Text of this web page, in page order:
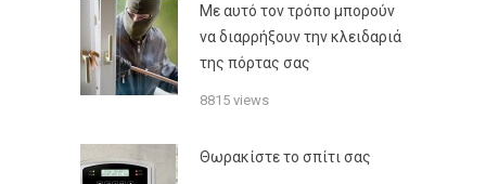
Με αυτό τον τρόπο μπορούν
να διαρρήξουν την κλειδαριά
της πόρτας σας
8815 views
Θωρακίστε το σπίτι σας